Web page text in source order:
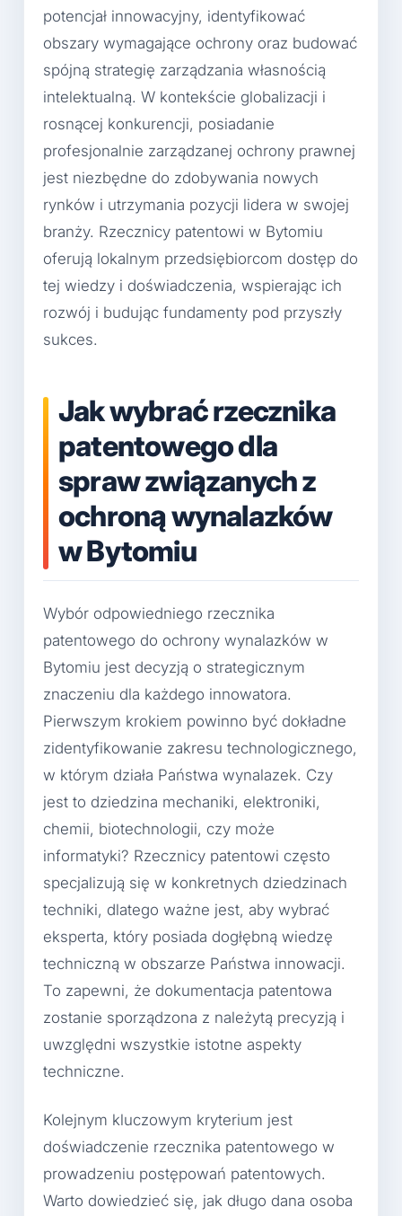
potencjał innowacyjny, identyfikować
obszary wymagające ochrony oraz budować
spójną strategię zarządzania własnością
intelektualną. W kontekście globalizacji i
rosnącej konkurencji, posiadanie
profesjonalnie zarządzanej ochrony prawnej
jest niezbędne do zdobywania nowych
rynków i utrzymania pozycji lidera w swojej
branży. Rzecznicy patentowi w Bytomiu
oferują lokalnym przedsiębiorcom dostęp do
tej wiedzy i doświadczenia, wspierając ich
rozwój i budując fundamenty pod przyszły
sukces.
Jak wybrać rzecznika
patentowego dla
spraw związanych z
ochroną wynalazków
w Bytomiu
Wybór odpowiedniego rzecznika
patentowego do ochrony wynalazków w
Bytomiu jest decyzją o strategicznym
znaczeniu dla każdego innowatora.
Pierwszym krokiem powinno być dokładne
zidentyfikowanie zakresu technologicznego,
w którym działa Państwa wynalazek. Czy
jest to dziedzina mechaniki, elektroniki,
chemii, biotechnologii, czy może
informatyki? Rzecznicy patentowi często
specjalizują się w konkretnych dziedzinach
techniki, dlatego ważne jest, aby wybrać
eksperta, który posiada dogłębną wiedzę
techniczną w obszarze Państwa innowacji.
To zapewni, że dokumentacja patentowa
zostanie sporządzona z należytą precyzją i
uwzględni wszystkie istotne aspekty
techniczne.
Kolejnym kluczowym kryterium jest
doświadczenie rzecznika patentowego w
prowadzeniu postępowań patentowych.
Warto dowiedzieć się, jak długo dana osoba